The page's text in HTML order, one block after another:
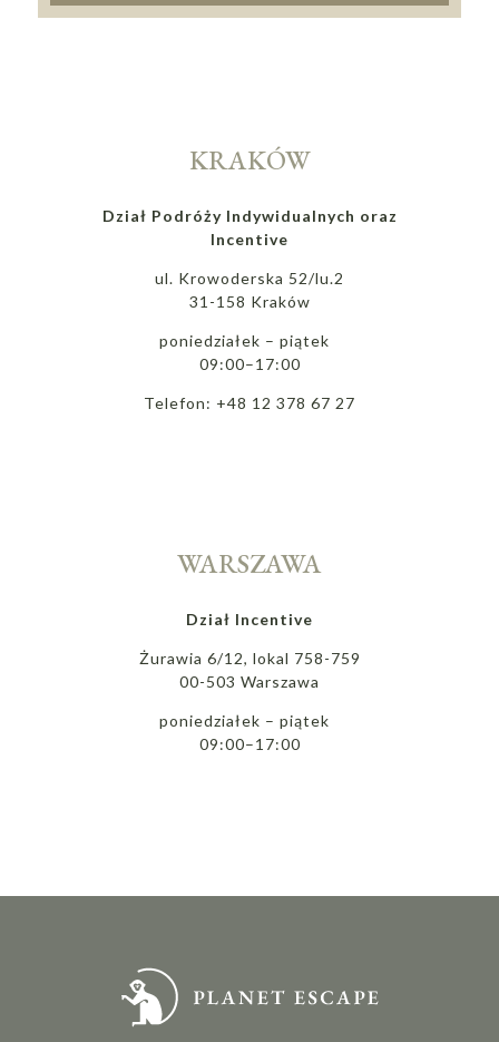
KRAKÓW
Dział Podróży Indywidualnych oraz
Incentive
ul. Krowoderska 52/lu.2
31-158 Kraków
poniedziałek – piątek
09:00–17:00
Telefon: +48 12 378 67 27
WARSZAWA
Dział Incentive
Żurawia 6/12, lokal 758-759
00-503 Warszawa
poniedziałek – piątek
09:00–17:00